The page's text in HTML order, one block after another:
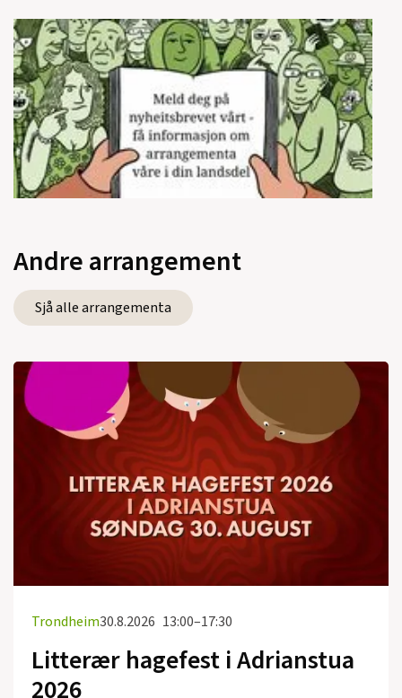
Andre arrangement
Sjå alle arrangementa
Trondheim30.8.2026 13:00–17:30
Litterær hagefest i Adrianstua
2026